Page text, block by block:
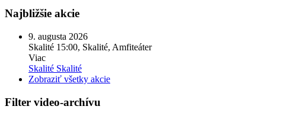
Najbližšie akcie
9. augusta 2026
Skalité 15:00, Skalité, Amfiteáter
Viac
Skalité Skalité
Zobraziť všetky akcie
Filter video-archívu